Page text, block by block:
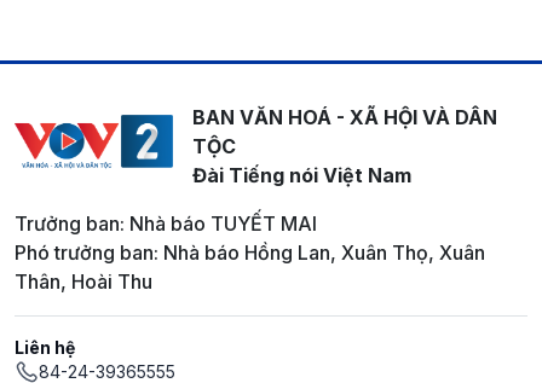
BAN VĂN HOÁ - XÃ HỘI VÀ DÂN
TỘC
Đài Tiếng nói Việt Nam
Trưởng ban: Nhà báo TUYẾT MAI
Phó trưởng ban: Nhà báo Hồng Lan, Xuân Thọ, Xuân
Thân, Hoài Thu
Liên hệ
84-24-39365555